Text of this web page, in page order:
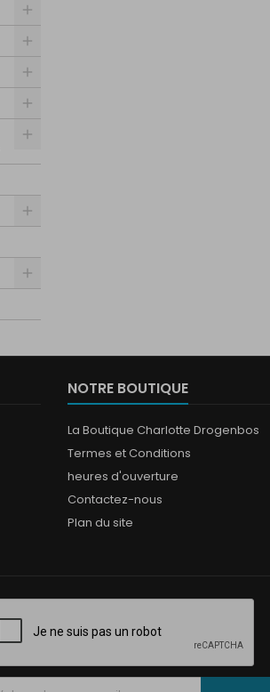
NOTRE BOUTIQUE
La Boutique Charlotte Drogenbos
Termes et Conditions
heures d'ouverture
Contactez-nous
Plan du site